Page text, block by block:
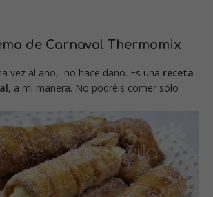
de Carnaval Thermomix
vez al año, no hace daño. Es una receta
, a mi manera. No podréis comer sólo